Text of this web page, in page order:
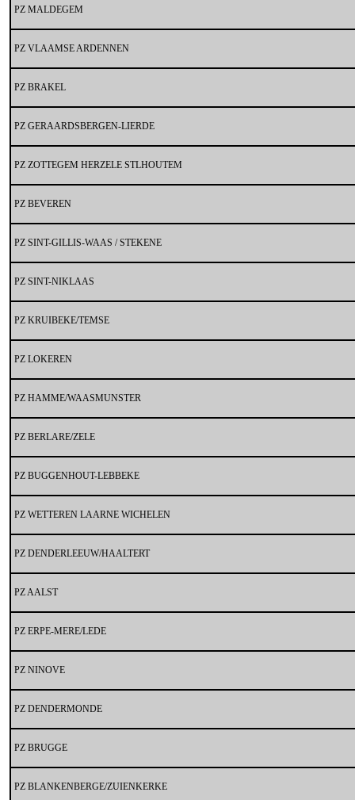
PZ MALDEGEM
PZ VLAAMSE ARDENNEN
PZ BRAKEL
PZ GERAARDSBERGEN-LIERDE
PZ ZOTTEGEM HERZELE STLHOUTEM
PZ BEVEREN
PZ SINT-GILLIS-WAAS / STEKENE
PZ SINT-NIKLAAS
PZ KRUIBEKE/TEMSE
PZ LOKEREN
PZ HAMME/WAASMUNSTER
PZ BERLARE/ZELE
PZ BUGGENHOUT-LEBBEKE
PZ WETTEREN LAARNE WICHELEN
PZ DENDERLEEUW/HAALTERT
PZ AALST
PZ ERPE-MERE/LEDE
PZ NINOVE
PZ DENDERMONDE
PZ BRUGGE
PZ BLANKENBERGE/ZUIENKERKE